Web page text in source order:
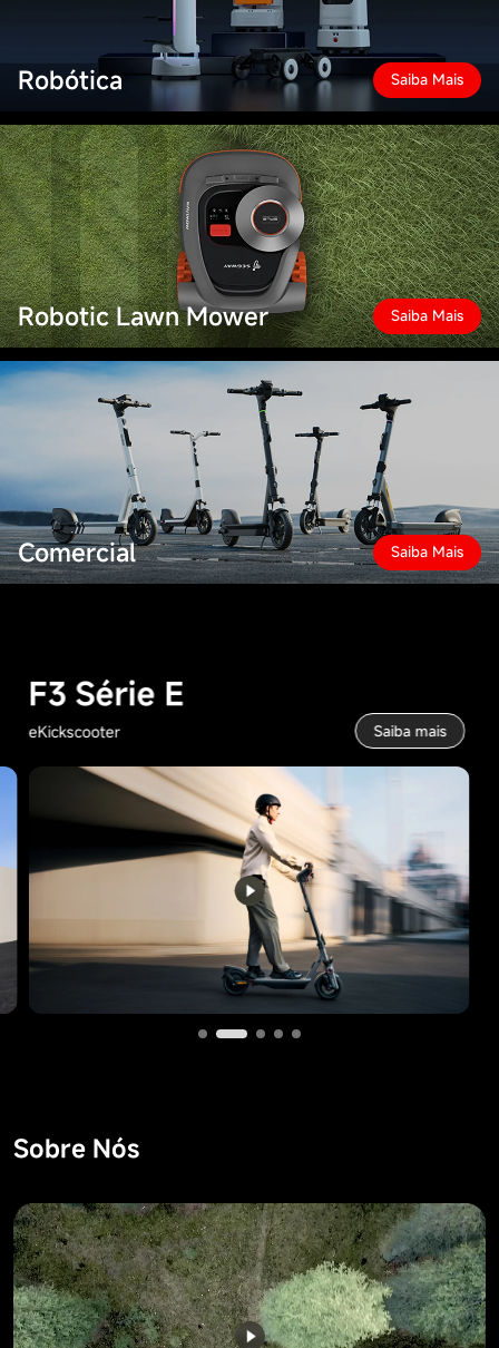
Robótica Saiba Mais
Robotic Lawn Mower Saiba Mais
Comercial Saiba Mais
F3 Série E
eKickscooter Saiba mais
Sobre Nós